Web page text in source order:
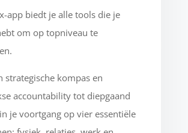
app biedt je alle tools die je
om op topniveau te
strategische kompas en
accountability tot diepgaand
je voortgang op vier essentiële